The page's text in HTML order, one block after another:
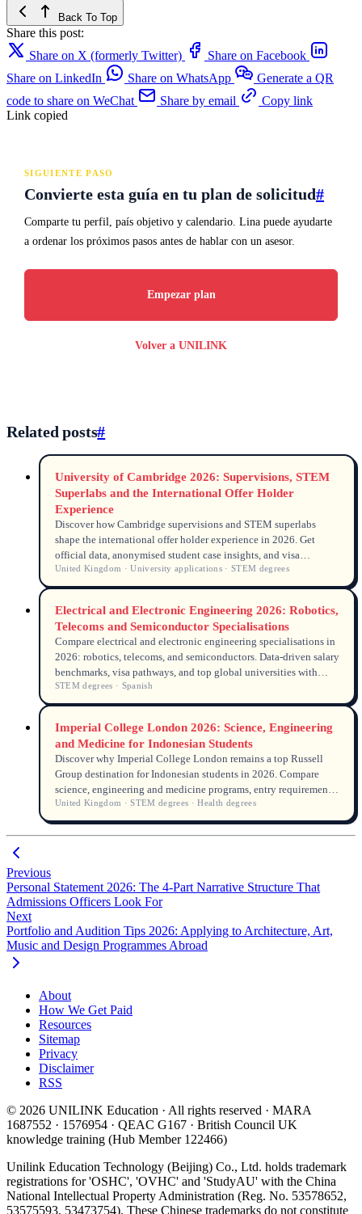
Back To Top
Share this post:
Share on X (formerly Twitter)
Share on Facebook
Share on LinkedIn
Share on WhatsApp
Generate a QR
code to share on WeChat
Share by email
Copy link
Link copied
SIGUIENTE PASO
Convierte esta guía en tu plan de solicitud#
Comparte tu perfil, país objetivo y calendario. Lina puede ayudarte
a ordenar los próximos pasos antes de hablar con un asesor.
Empezar plan
Volver a UNILINK
Related posts#
University of Cambridge 2026: Supervisions, STEM
Superlabs and the International Offer Holder
Experience
Discover how Cambridge supervisions and STEM superlabs
shape the international offer holder experience in 2026. Get
official data, anonymised student case insights, and visa
guidance from DHA, UCAS, and Home Affairs.
United Kingdom · University applications · STEM degrees
Electrical and Electronic Engineering 2026: Robotics,
Telecoms and Semiconductor Specialisations
Compare electrical and electronic engineering specialisations in
2026: robotics, telecoms, and semiconductors. Data-driven salary
benchmarks, visa pathways, and top global universities with
official sources.
STEM degrees · Spanish
Imperial College London 2026: Science, Engineering
and Medicine for Indonesian Students
Discover why Imperial College London remains a top Russell
Group destination for Indonesian students in 2026. Compare
science, engineering and medicine programs, entry requirements,
tuition fees, scholarships and graduate outcomes with the latest
data.
United Kingdom · STEM degrees · Health degrees
Previous
Personal Statement 2026: The 4-Part Narrative Structure That
Admissions Officers Look For
Next
Portfolio and Audition Tips 2026: Applying to Architecture, Art,
Music and Design Programmes Abroad
About
How We Get Paid
Resources
Sitemap
Privacy
Disclaimer
RSS
© 2026 UNILINK Education · All rights reserved · MARA
1687552 · 1576954 · QEAC G167 · British Council UK
knowledge training (Hub Member 122466)
Unilink Education Technology (Beijing) Co., Ltd. holds trademark
registrations for 'OSHC', 'OVHC' and 'StudyAU' with the China
National Intellectual Property Administration (Reg. No. 53578652,
53575593, 53473754). These Chinese trademarks do not constitute